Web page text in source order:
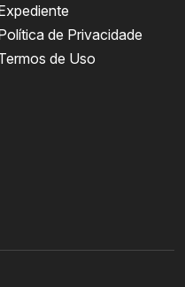
de Privacidade
de Uso